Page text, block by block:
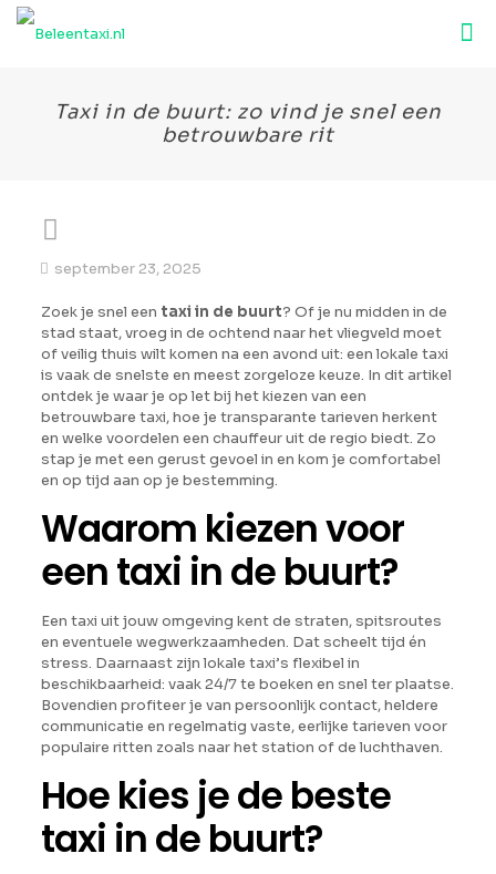
Taxi in de buurt: zo vind je snel een
betrouwbare rit
september 23, 2025
Zoek je snel een taxi in de buurt? Of je nu midden in de
stad staat, vroeg in de ochtend naar het vliegveld moet
of veilig thuis wilt komen na een avond uit: een lokale taxi
is vaak de snelste en meest zorgeloze keuze. In dit artikel
ontdek je waar je op let bij het kiezen van een
betrouwbare taxi, hoe je transparante tarieven herkent
en welke voordelen een chauffeur uit de regio biedt. Zo
stap je met een gerust gevoel in en kom je comfortabel
en op tijd aan op je bestemming.
Waarom kiezen voor
een taxi in de buurt?
Een taxi uit jouw omgeving kent de straten, spitsroutes
en eventuele wegwerkzaamheden. Dat scheelt tijd én
stress. Daarnaast zijn lokale taxi’s flexibel in
beschikbaarheid: vaak 24/7 te boeken en snel ter plaatse.
Bovendien profiteer je van persoonlijk contact, heldere
communicatie en regelmatig vaste, eerlijke tarieven voor
populaire ritten zoals naar het station of de luchthaven.
Hoe kies je de beste
taxi in de buurt?